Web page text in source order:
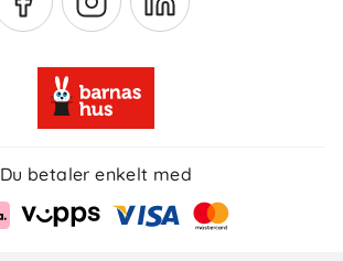
Du betaler enkelt med